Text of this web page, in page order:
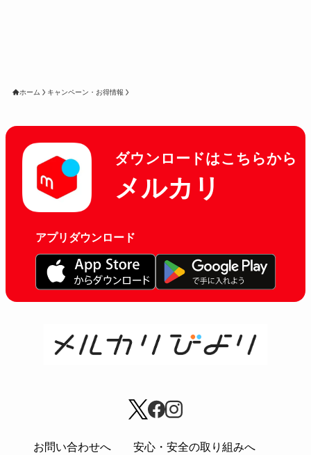
ホーム キャンペーン・お得情報
ダウンロードはこちらから
メルカリ
アプリダウンロード
お問い合わせへ 安心・安全の取り組みへ